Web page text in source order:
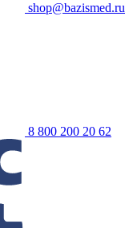
shop@bazismed.ru
8 800 200 20 62